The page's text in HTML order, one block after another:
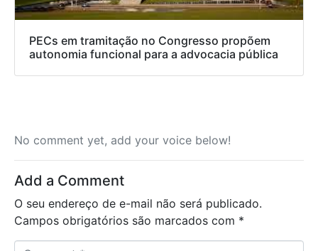
PECs em tramitação no Congresso propõem
autonomia funcional para a advocacia pública
No comment yet, add your voice below!
Add a Comment
O seu endereço de e-mail não será publicado.
Campos obrigatórios são marcados com *